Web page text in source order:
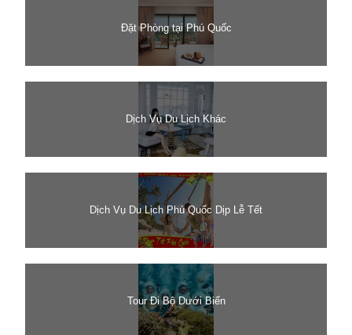
Đặt Phòng tại Phú Quốc
Dịch Vụ Du Lịch Khác
Dịch Vụ Du Lịch Phú Quốc Dịp Lễ Tết
Tour Đi Bộ Dưới Biển